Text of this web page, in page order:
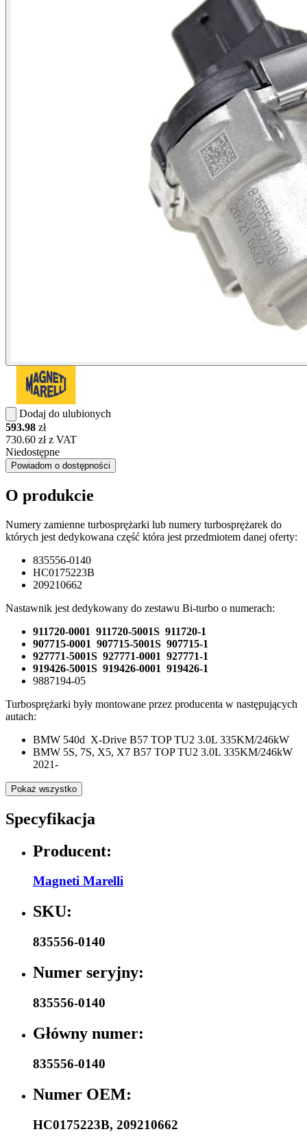
Dodaj do ulubionych
593.98 zł
730.60 zł z VAT
Niedostępne
Powiadom o dostępności
O produkcie
Numery zamienne turbosprężarki lub numery turbosprężarek do
których jest dedykowana część która jest przedmiotem danej oferty:
835556-0140
HC0175223B
209210662
Nastawnik jest dedykowany do zestawu Bi-turbo o numerach:
911720-0001 911720-5001S 911720-1
907715-0001 907715-5001S 907715-1
927771-5001S 927771-0001 927771-1
­919426-5001S 919426-0001 919426-1
9887194-05
Turbosprężarki były montowane przez producenta w następujących
autach:
BMW 540d X-Drive B57 TOP TU2 3.0L 335KM/246kW
BMW 5S, 7S, X5, X7 B57 TOP TU2 3.0L 335KM/246kW
2021-
Pokaż wszystko
Specyfikacja
Producent:
Magneti Marelli
SKU:
835556-0140
Numer seryjny:
835556-0140
Główny numer:
835556-0140
Numer OEM:
HC0175223B, 209210662